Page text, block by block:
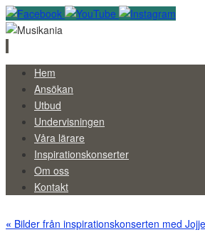
Skip
content
Hem
Ansökan
Utbud
Undervisningen
Våra lärare
Inspirationskonserter
Om oss
Kontakt
« Bilder från inspirationskonserten med